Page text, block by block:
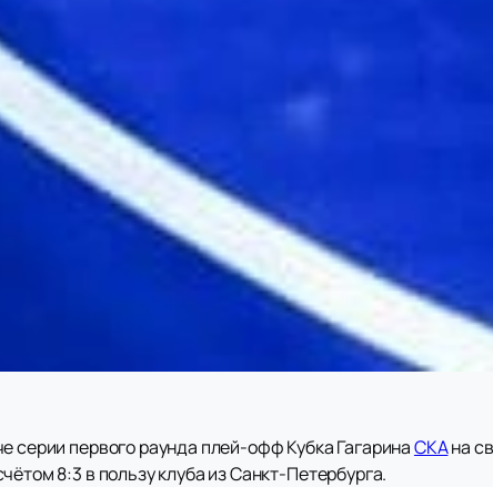
серии первого раунда плей-офф Кубка ГагаринаСКАна
8:3 в пользу клуба из Санкт-Петербурга.